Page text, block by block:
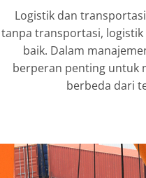
Logistik dan
tanpa transportasi,
baik. Dalam
berperan penting untuk
berbeda dari